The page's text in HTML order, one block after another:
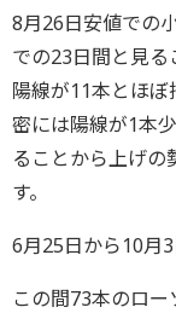
8月26日安値での
での23日間と見る
陽線が11本とほ
密には陽線が1本
ることから上げの
す。
6月25日から10月
この間73本のロ